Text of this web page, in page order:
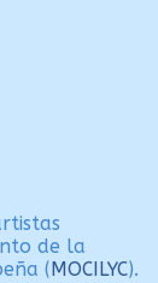
de la
( MOCILYC).